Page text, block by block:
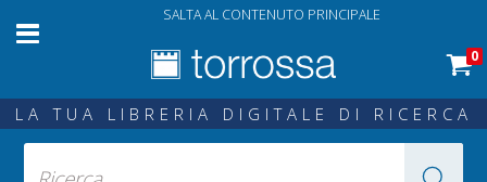
SALTA AL CONTENUTO PRINCIPALE
0
LA TUA LIBRERIA DIGITALE DI RICERCA